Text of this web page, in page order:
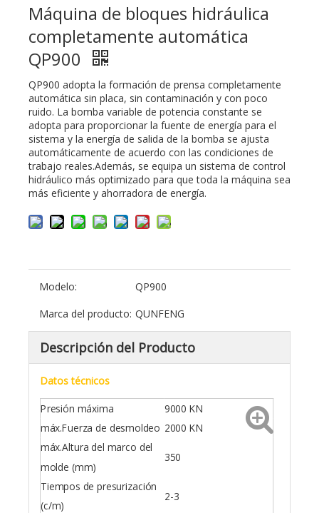
Máquina de bloques hidráulica
completamente automática
QP900
QP900 adopta la formación de prensa completamente
automática sin placa, sin contaminación y con poco
ruido. La bomba variable de potencia constante se
adopta para proporcionar la fuente de energía para el
sistema y la energía de salida de la bomba se ajusta
automáticamente de acuerdo con las condiciones de
trabajo reales.Además, se equipa un sistema de control
hidráulico más optimizado para que toda la máquina sea
más eficiente y ahorradora de energía.
Modelo:
QP900
Marca del producto: QUNFENG
Descripción del Producto
Datos técnicos
Presión máxima 9000 KN
máx.Fuerza de desmoldeo 2000 KN
máx.Altura del marco del
molde (mm)
350
Tiempos de presurización
(c/m)
2-3